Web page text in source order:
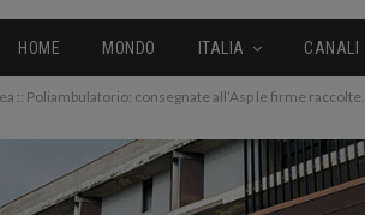
HOME MONDO ITALIA CANALI
:: Poliambulatorio: consegnate all’Asp le firme raccolte.